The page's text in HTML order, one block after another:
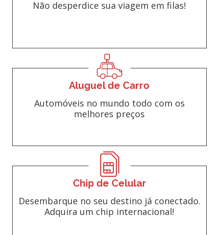
Não desperdice sua viagem em filas!
Aluguel de Carro
Automóveis no mundo todo com os
melhores preços
Chip de Celular
Desembarque no seu destino já conectado.
Adquira um chip internacional!